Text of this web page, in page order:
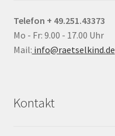
Telefon + 49.251.43373
Mo - Fr: 9.00 - 17.00 Uhr
Mail: info@raetselkind.de
Kontakt